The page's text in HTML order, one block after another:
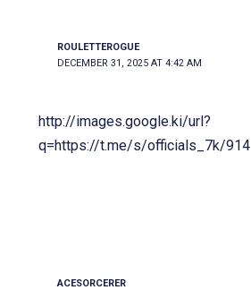
ROULETTEROGUE
DECEMBER 31, 2025 AT 4:42 AM
http://images.google.ki/url?
q=https://t.me/s/officials_7k/914
ACESORCERER